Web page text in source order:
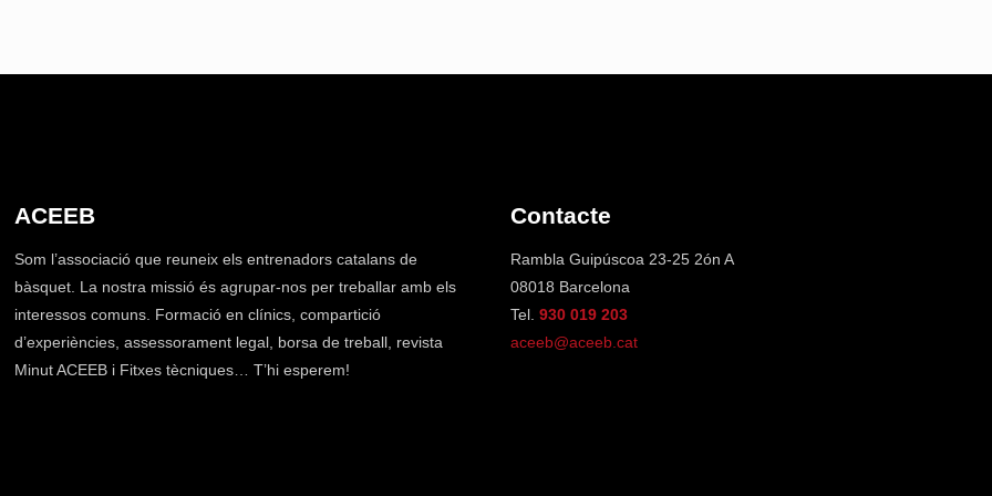
ACEEB
Som l’associació que reuneix els entrenadors catalans de
bàsquet. La nostra missió és agrupar-nos per treballar amb els
interessos comuns. Formació en clínics, compartició
d’experiències, assessorament legal, borsa de treball, revista
Minut ACEEB i Fitxes tècniques… T’hi esperem!
Contacte
Rambla Guipúscoa 23-25 2ón A
08018 Barcelona
Tel.930 019 203
aceeb@aceeb.cat